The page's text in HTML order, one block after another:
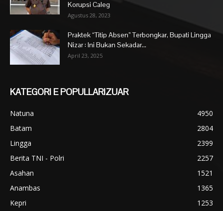
Korupsi Caleg
Agustus 28, 2023
Praktek “Titip Absen” Terbongkar, Bupati Lingga
Nizar : Ini Bukan Sekadar...
April 23, 2025
KATEGORI E POPULLARIZUAR
Natuna
4950
Batam
2804
Lingga
2399
Berita TNI - Polri
2257
Asahan
1521
Anambas
1365
Kepri
1253